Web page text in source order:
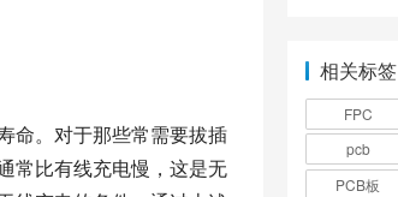
命。对于那些常需要拔插
常比有线充电慢，这是无
相关标签
FPC
pcb
PCB板